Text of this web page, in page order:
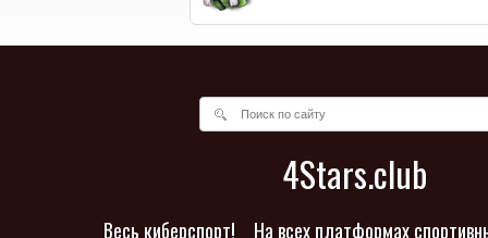
4Stars.club
Весь киберспорт! На всех платформах